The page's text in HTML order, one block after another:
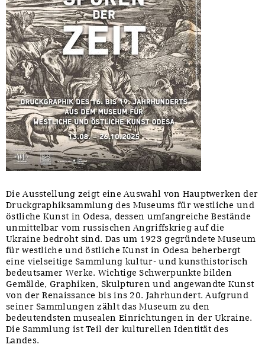
Die Ausstellung zeigt eine Auswahl von Hauptwerken der
Druckgraphiksammlung des Museums für westliche und
östliche Kunst in Odesa, dessen umfangreiche Bestände
unmittelbar vom russischen Angriffskrieg auf die
Ukraine bedroht sind. Das um 1923 gegründete Museum
für westliche und östliche Kunst in Odesa beherbergt
eine vielseitige Sammlung kultur- und kunsthistorisch
bedeutsamer Werke. Wichtige Schwerpunkte bilden
Gemälde, Graphiken, Skulpturen und angewandte Kunst
von der Renaissance bis ins 20. Jahrhundert. Aufgrund
seiner Sammlungen zählt das Museum zu den
bedeutendsten musealen Einrichtungen in der Ukraine.
Die Sammlung ist Teil der kulturellen Identität des
Landes.